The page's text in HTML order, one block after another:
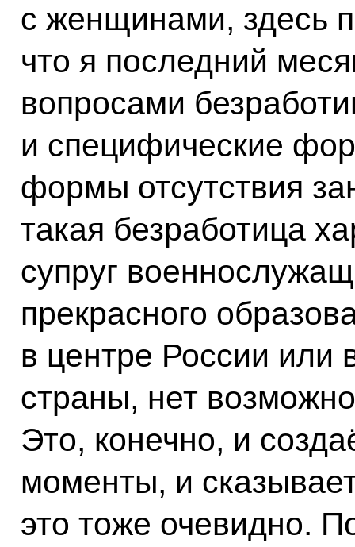
с женщинами, здесь
что я последний
вопросами
и специфические
формы отсутствия
такая безработица
супруг
прекрасного
в центре России или
страны, нет
Это, конечно, и
моменты, и
это тоже очевидно.